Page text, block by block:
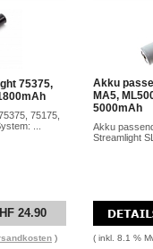
75375,
75175,
...
24.90
)
Akku
MA5,
5000mAh
Akku
Streamlight
( inkl. 8.1 %